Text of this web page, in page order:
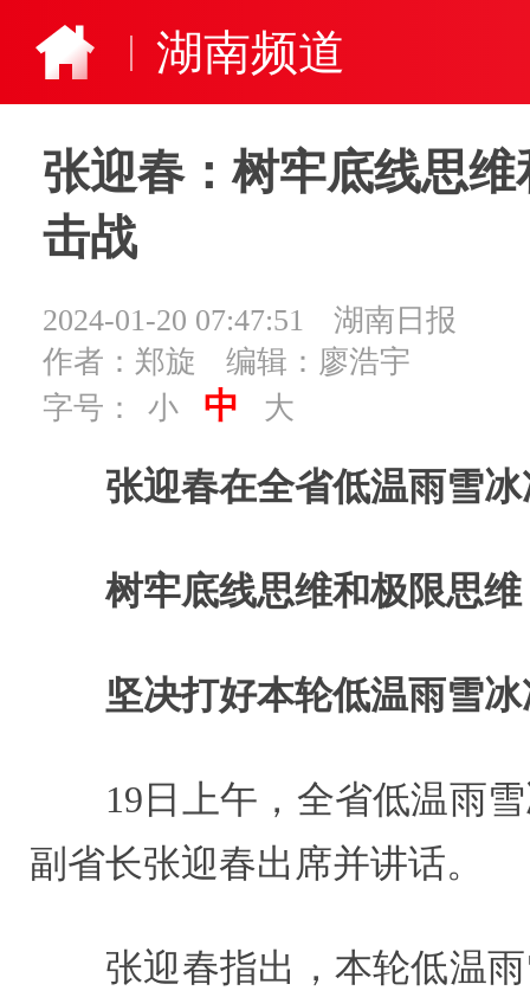
湖南频道
张迎春：树牢底线思
击战
2024-01-20 07:47:51
湖南日报
作者：郑旋
编辑：廖浩宇
字号：
小 中 大
张迎春在全省低温雨雪
树牢底线思维和极限思维
坚决打好本轮低温雨雪
19日上午，全省低温雨
副省长张迎春出席并讲话。
张迎春指出，本轮低温